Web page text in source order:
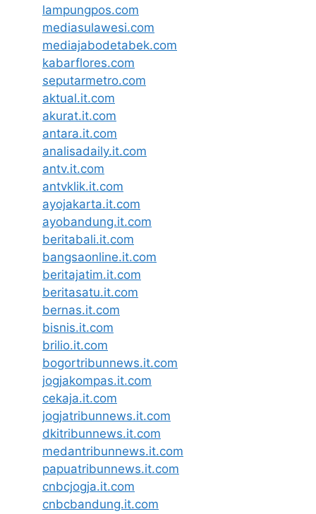
lampungpos.com
mediasulawesi.com
mediajabodetabek.com
kabarflores.com
seputarmetro.com
aktual.it.com
akurat.it.com
antara.it.com
analisadaily.it.com
antv.it.com
antvklik.it.com
ayojakarta.it.com
ayobandung.it.com
beritabali.it.com
bangsaonline.it.com
beritajatim.it.com
beritasatu.it.com
bernas.it.com
bisnis.it.com
brilio.it.com
bogortribunnews.it.com
jogjakompas.it.com
cekaja.it.com
jogjatribunnews.it.com
dkitribunnews.it.com
medantribunnews.it.com
papuatribunnews.it.com
cnbcjogja.it.com
cnbcbandung.it.com